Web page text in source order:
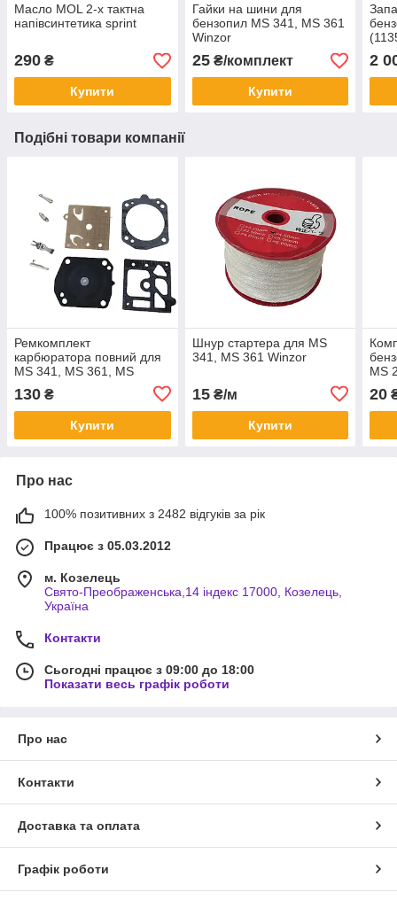
Масло MOL 2-х тактна
напівсинтетика sprint
290 ₴
Купити
Гайки на шини для
бензопил MS 341, MS 361
Winzor
25₴/комплект
Купити
2
Подібні товари компанії
Ремкомплект
карбюратора повний для
MS 341, MS 361, MS
130 ₴
Купити
Шнур стартера для MS
341, MS 361 Winzor
15₴/м
Купити
MS
20
Про нас
100% позитивних з 2482 відгуків за рік
Працює з 05.03.2012
м. Козелець
Свято-Преображенська,14 індекс 17000, Козелець,
Україна
Контакти
Сьогодні працює з 09:00 до 18:00
Показати весь графік роботи
Про нас
Контакти
Доставка та оплата
Графік роботи